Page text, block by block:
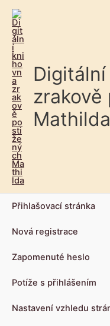
zrakově
Mathilda
Přihlašovací stránka
Nová registrace
Zapomenuté heslo
Potíže s přihlášením
Nastavení vzhledu